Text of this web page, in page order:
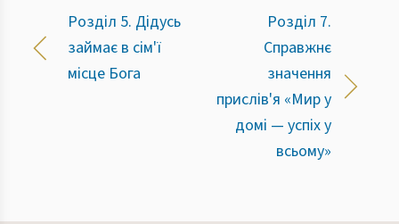
Розділ 5. Дідусь
займає в сім'ї
місце Бога
Розділ 7.
Справжнє
значення
прислів'я «Мир у
домі — успіх у
всьому»